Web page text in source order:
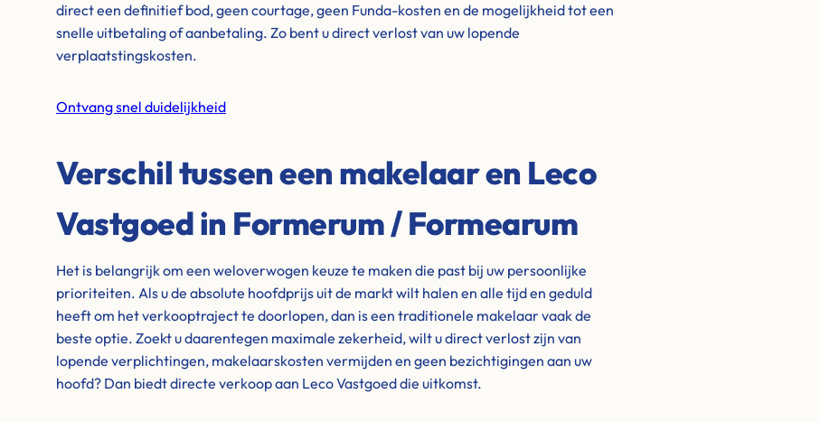
direct een definitief bod, geen courtage, geen Funda-kosten en de mogelijkheid tot een
snelle uitbetaling of aanbetaling. Zo bent u direct verlost van uw lopende
verplaatstingskosten.
Ontvang snel duidelijkheid
Verschil tussen een makelaar en Leco
Vastgoed in Formerum / Formearum
Het is belangrijk om een weloverwogen keuze te maken die past bij uw persoonlijke
prioriteiten. Als u de absolute hoofdprijs uit de markt wilt halen en alle tijd en geduld
heeft om het verkooptraject te doorlopen, dan is een traditionele makelaar vaak de
beste optie. Zoekt u daarentegen maximale zekerheid, wilt u direct verlost zijn van
lopende verplichtingen, makelaarskosten vermijden en geen bezichtigingen aan uw
hoofd? Dan biedt directe verkoop aan Leco Vastgoed die uitkomst.